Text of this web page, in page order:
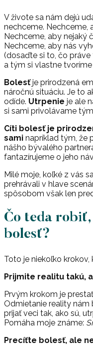
V živote sa nám dejú
nechceme. Nechceme,
Nechceme, aby nejaký
Nechceme, aby nás
(dosaďte si to, čo práve
a tým si vlastne tvoríme
Bolesťje prirodzená
náročnú situáciu. Je to
odíde. Utrpenie je ale
si sami privolávame
Cíti bolesť je
sami napríklad tým, že
nášho bývalého
fantazírujeme o jeho
Milé moje, koľké z vás
prehrávali v hlave
spôsobom však len
Čo teda robiť,
bolesť?
Toto je niekoľko
Prijmite realitu takú,
Prvým krokom je
Odmietanie reality nám
prijať veci tak, ako sú,
Pomáha moje známe:
Precíťte bolesť, ale